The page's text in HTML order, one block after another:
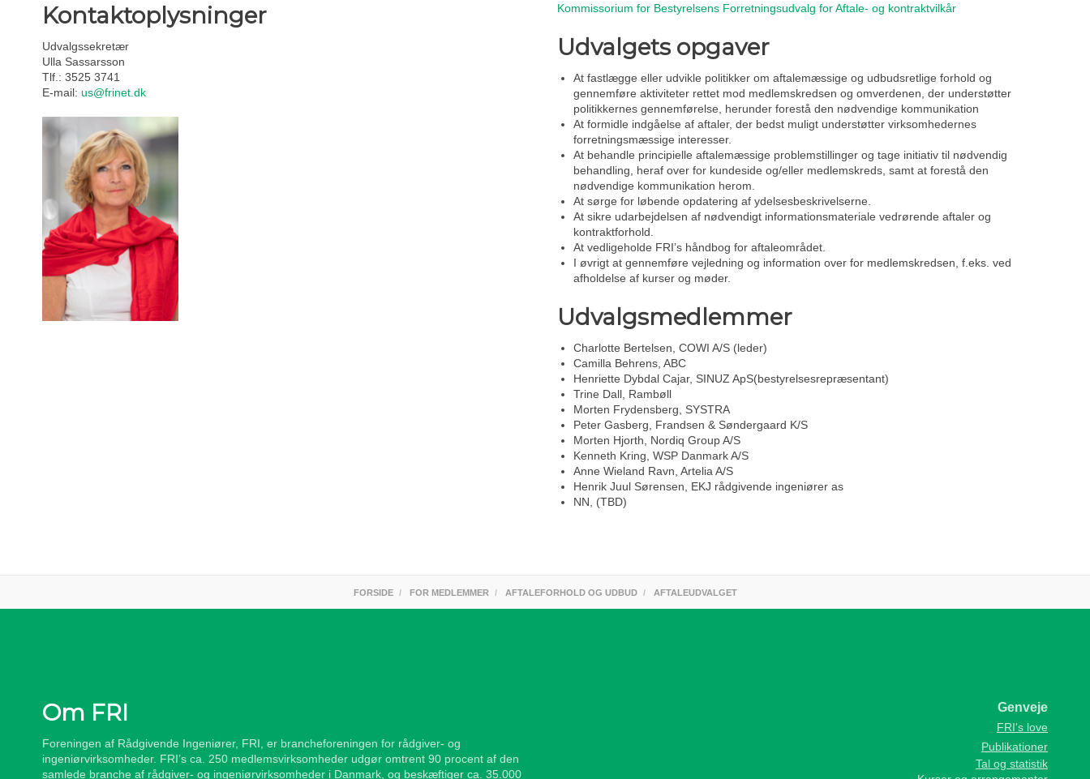
Kontaktoplysninger
Udvalgssekretær
Ulla Sassarsson
Tlf.: 3525 3741
E-mail: us@frinet.dk
Kommissorium for Bestyrelsens Forretningsudvalg for Aftale- og kontraktvilkår
Udvalgets opgaver
At fastlægge eller udvikle politikker om aftalemæssige og udbudsretlige forhold og
gennemføre aktiviteter rettet mod medlemskredsen og omverdenen, der understøtter
politikkernes gennemførelse, herunder forestå den nødvendige kommunikation
At formidle indgåelse af aftaler, der bedst muligt understøtter virksomhedernes
forretningsmæssige interesser.
At behandle principielle aftalemæssige problemstillinger og tage initiativ til nødvendig
behandling, heraf over for kundeside og/eller medlemskreds, samt at forestå den
nødvendige kommunikation herom.
At sørge for løbende opdatering af ydelsesbeskrivelserne.
At sikre udarbejdelsen af nødvendigt informationsmateriale vedrørende aftaler og
kontraktforhold.
At vedligeholde FRI’s håndbog for aftaleområdet.
I øvrigt at gennemføre vejledning og information over for medlemskredsen, f.eks. ved
afholdelse af kurser og møder.
Udvalgsmedlemmer
Charlotte Bertelsen, COWI A/S (leder)
Camilla Behrens, ABC
Henriette Dybdal Cajar, SINUZ ApS(bestyrelsesrepræsentant)
Trine Dall, Rambøll
Morten Frydensberg, SYSTRA
Peter Gasberg, Frandsen & Søndergaard K/S
Morten Hjorth, Nordiq Group A/S
Kenneth Kring, WSP Danmark A/S
Anne Wieland Ravn, Artelia A/S
Henrik Juul Sørensen, EKJ rådgivende ingeniører as
NN, (TBD)
FORSIDE FOR MEDLEMMER AFTALEFORHOLD OG UDBUD AFTALEUDVALGET
Om FRI
Foreningen af Rådgivende Ingeniører, FRI, er brancheforeningen for rådgiver- og
ingeniørvirksomheder. FRI’s ca. 250 medlemsvirksomheder udgør omtrent 90 procent af den
samlede branche af rådgiver- og ingeniørvirksomheder i Danmark, og beskæftiger ca. 35.000
Genveje
FRI's love
Publikationer
Tal og statistik